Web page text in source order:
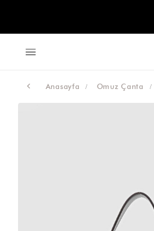
Anasayfa Omuz Çanta